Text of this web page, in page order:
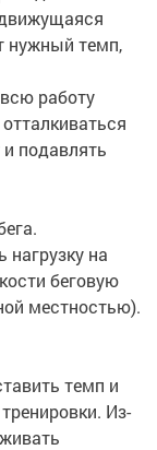
нужный темп,
работу
и подавлять
нагрузку на
беговую
местностью).
темп и
Из-